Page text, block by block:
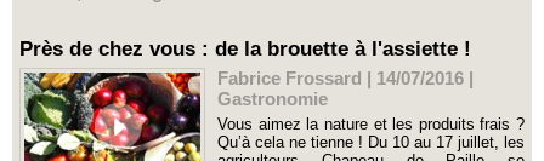
Près de chez vous : de la brouette à l'assiette !
Fabrice Frossard | 14/07/2016 |
Gastronomie
Vous aimez la nature et les produits frais ?
Qu’à cela ne tienne ! Du 10 au 17 juillet, les